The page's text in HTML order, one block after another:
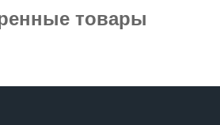
товары